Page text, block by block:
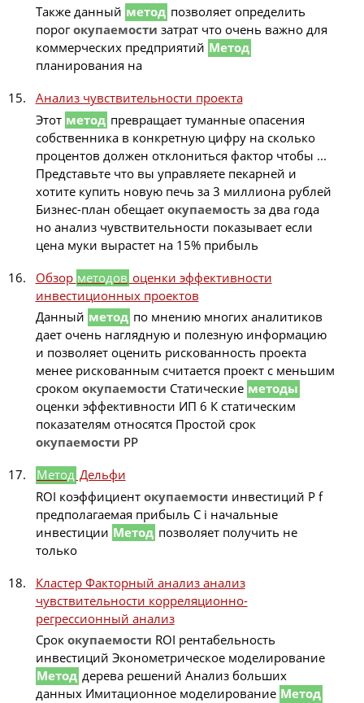
Также данный метод позволяет определить
порогокупаемости затрат что очень важно для
коммерческих предприятий Метод
планирования на
Анализ чувствительности проекта
Этот метод превращает туманные опасения
собственника в конкретную цифру на сколько
процентов должен отклониться фактор чтобы ...
Представьте что вы управляете пекарней и
хотите купить новую печь за 3 миллиона рублей
Бизнес-план обещает окупаемостьза два года
но анализ чувствительности показывает если
цена муки вырастет на 15% прибыль
Обзор методов оценки эффективности
инвестиционных проектов
Данный метод по мнению многих аналитиков
дает очень наглядную и полезную информацию
и позволяет оценить рискованность проекта
менее рискованным считается проект с меньшим
сроком окупаемости Статические методы
оценки эффективности ИП 6 К статическим
показателям относятся Простой срок
окупаемости PP
Метод Дельфи
ROI коэффициент окупаемости инвестиций P f
предполагаемая прибыль C i начальные
инвестиции Метод позволяет получить не
только
Кластер Факторный анализ анализ
чувствительности корреляционно-
регрессионный анализ
Срок окупаемости ROI рентабельность
инвестиций Эконометрическое моделирование
Метод дерева решений Анализ больших
данных Имитационное моделирование Метод